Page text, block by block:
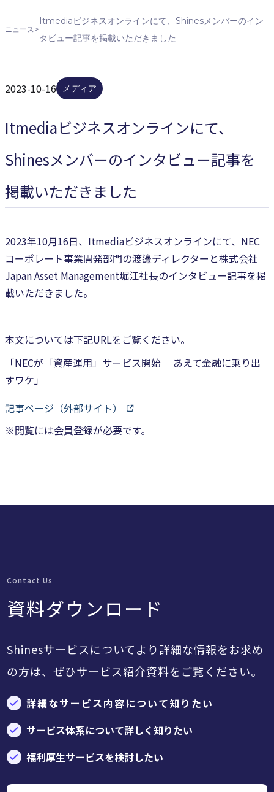
ニュース>
Itmediaビジネスオンラインにて、Shinesメンバーのイン
タビュー記事を掲載いただきました
2023-10-16 メディア
Itmediaビジネスオンラインにて、
Shinesメンバーのインタビュー記事を
掲載いただきました
2023年10月16日、Itmediaビジネスオンラインにて、NEC
コーポレート事業開発部門の渡邊ディレクターと株式会社
Japan Asset Management堀江社長のインタビュー記事を掲
載いただきました。
本文については下記URLをご覧ください。
「NECが「資産運用」サービス開始 あえて金融に乗り出
すワケ」
記事ページ（外部サイト）
※閲覧には会員登録が必要です。
Contact Us
資料ダウンロード
Shinesサービスについてより詳細な情報をお求め
の方は、ぜひサービス紹介資料をご覧ください。
詳細なサービス内容について知りたい
サービス体系について詳しく知りたい
福利厚生サービスを検討したい